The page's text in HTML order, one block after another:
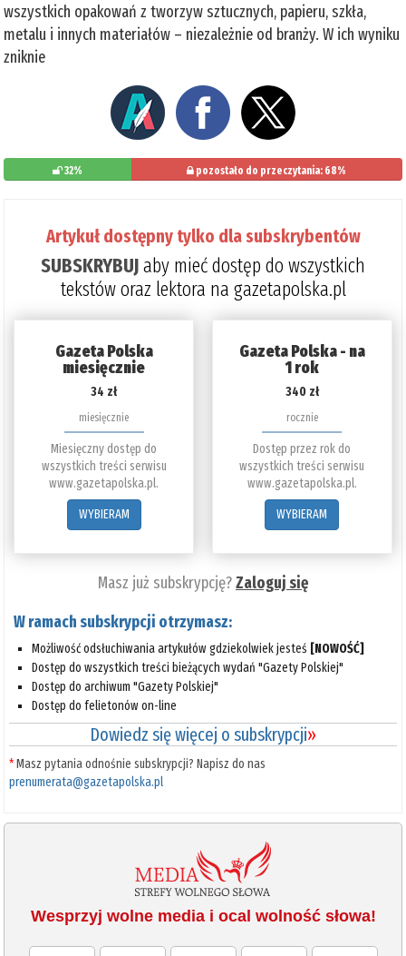
wszystkich opakowań z tworzyw sztucznych, papieru, szkła,
metalu i innych materiałów – niezależnie od branży. W ich wyniku
zniknie
32% pozostało do przeczytania: 68%
Artykuł dostępny tylko dla subskrybentów
SUBSKRYBUJaby mieć dostęp do wszystkich
tekstów oraz lektora na gazetapolska.pl
Gazeta Polska
miesięcznie
34 zł
miesięcznie
Miesięczny dostęp do
wszystkich treści serwisu
www.gazetapolska.pl.
WYBIERAM
Gazeta Polska - na
1 rok
340 zł
rocznie
Dostęp przez rok do
wszystkich treści serwisu
www.gazetapolska.pl.
WYBIERAM
Masz już subskrypcję?Zaloguj się
W ramach subskrypcji otrzymasz:
Możliwość odsłuchiwania artykułów gdziekolwiek jesteś [NOWOŚĆ]
Dostęp do wszystkich treści bieżących wydań "Gazety Polskiej"
Dostęp do archiwum "Gazety Polskiej"
Dostęp do felietonów on-line
Dowiedz się więcej o subskrypcji»
*Masz pytania odnośnie subskrypcji? Napisz do nas
prenumerata@gazetapolska.pl
Wesprzyj wolne media i ocal wolność słowa!